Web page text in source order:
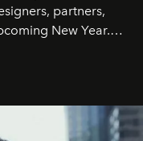
partners,
New Year.